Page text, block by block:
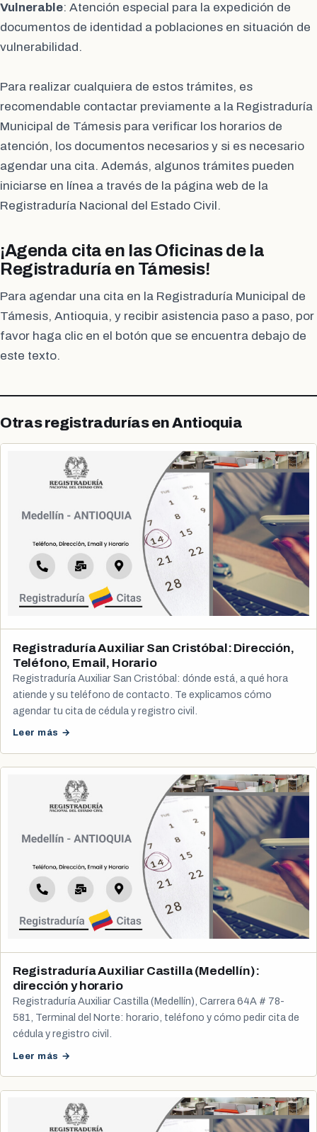
Vulnerable: Atención especial para la expedición de
documentos de identidad a poblaciones en situación de
vulnerabilidad.
Para realizar cualquiera de estos trámites, es
recomendable contactar previamente a la Registraduría
Municipal de Támesis para verificar los horarios de
atención, los documentos necesarios y si es necesario
agendar una cita. Además, algunos trámites pueden
iniciarse en línea a través de la página web de la
Registraduría Nacional del Estado Civil.
¡Agenda cita en las Oficinas de la
Registraduría en Támesis!
Para agendar una cita en la Registraduría Municipal de
Támesis, Antioquia, y recibir asistencia paso a paso, por
favor haga clic en el botón que se encuentra debajo de
este texto.
Otras registradurías en Antioquia
Registraduría Auxiliar San Cristóbal: Dirección,
Teléfono, Email, Horario
Registraduría Auxiliar San Cristóbal: dónde está, a qué hora
atiende y su teléfono de contacto. Te explicamos cómo
agendar tu cita de cédula y registro civil.
Leer más →
Registraduría Auxiliar Castilla (Medellín):
dirección y horario
Registraduría Auxiliar Castilla (Medellín), Carrera 64A # 78-
581, Terminal del Norte: horario, teléfono y cómo pedir cita de
cédula y registro civil.
Leer más →